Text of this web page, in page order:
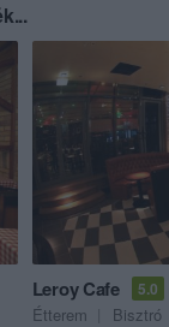
Leroy Cafe 5.0
Étterem Bisztró